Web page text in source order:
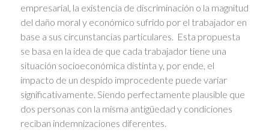
empresarial, la existencia de discriminación o la magnitud
del daño moral y económico sufrido por el trabajador en
base a sus circunstancias particulares. Esta propuesta
se basa en la idea de que cada trabajador tiene una
situación socioeconómica distinta y, por ende, el
impacto de un despido improcedente puede variar
significativamente. Siendo perfectamente plausible que
dos personas con la misma antigüedad y condiciones
reciban indemnizaciones diferentes.